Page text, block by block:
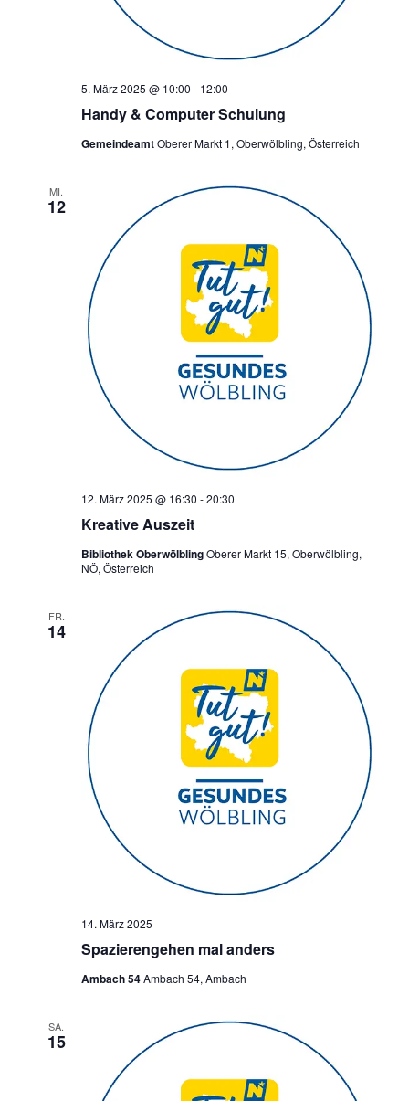
Handy & Computer Schulung
5. März 2025 @ 10:00 - 12:00
GemeindeamtOberer Markt 1, Oberwölbling, Österreich
MI.
12
Kreative Auszeit
12. März 2025 @ 16:30 -20:30
Bibliothek OberwölblingOberer Markt 15, Oberwölbling,
NÖ, Österreich
FR.
14
Spazierengehen mal anders
14. März 2025
Ambach 54Ambach 54, Ambach
SA.
15